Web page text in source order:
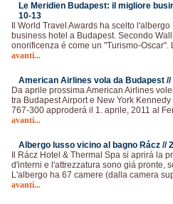
Le Meridien Budapest: il migliore
10-13
Il World Travel Awards ha scelto
business hotel a Budapest. Secondo
onorificenza é come un "Turismo-
avanti...
American Airlines vola da Budapest //
Da aprile prossima American Airlines
tra Budapest Airport e New York
767-300 approderá il 1. aprile, 2011 al
avanti...
Albergo lusso vicino al bagno Rácz //
Il Rácz Hotel & Thermal Spa si aprirá la
d'interni e l'attrezzatura sono giá pronte,
L'albergo ha 67 camere (dalla camera
avanti...